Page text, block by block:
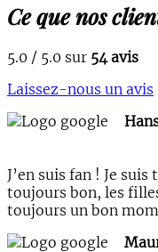
Ce que nos
5.0 / 5.0 sur 54 avis
Laissez-nous un avis
J’en suis fan ! Je
toujours bon, les
toujours un bon